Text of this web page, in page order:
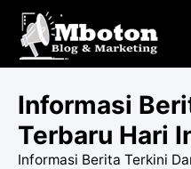
Langsung
Informasi
Terbaru Hari
Informasi Berita Terkini